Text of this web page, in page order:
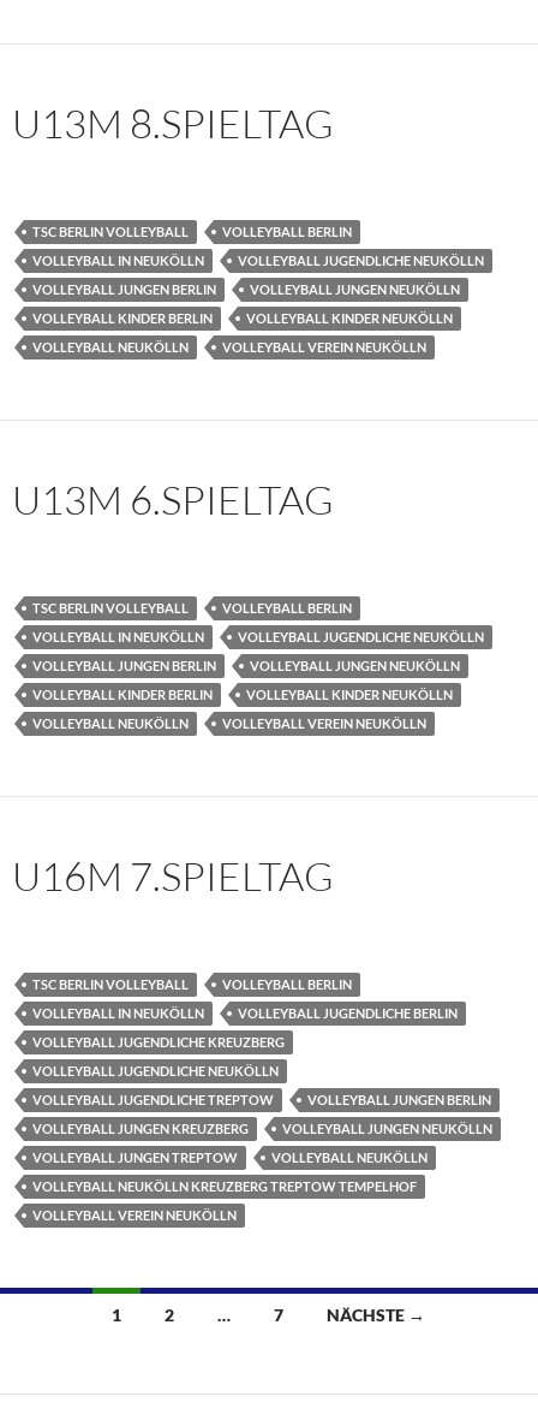
U13M 8.SPIELTAG
TSC BERLIN VOLLEYBALL
VOLLEYBALL BERLIN
VOLLEYBALL IN NEUKÖLLN
VOLLEYBALL JUGENDLICHE NEUKÖLLN
VOLLEYBALL JUNGEN BERLIN
VOLLEYBALL JUNGEN NEUKÖLLN
VOLLEYBALL KINDER BERLIN
VOLLEYBALL KINDER NEUKÖLLN
VOLLEYBALL NEUKÖLLN
VOLLEYBALL VEREIN NEUKÖLLN
U13M 6.SPIELTAG
TSC BERLIN VOLLEYBALL
VOLLEYBALL BERLIN
VOLLEYBALL IN NEUKÖLLN
VOLLEYBALL JUGENDLICHE NEUKÖLLN
VOLLEYBALL JUNGEN BERLIN
VOLLEYBALL JUNGEN NEUKÖLLN
VOLLEYBALL KINDER BERLIN
VOLLEYBALL KINDER NEUKÖLLN
VOLLEYBALL NEUKÖLLN
VOLLEYBALL VEREIN NEUKÖLLN
U16M 7.SPIELTAG
TSC BERLIN VOLLEYBALL
VOLLEYBALL BERLIN
VOLLEYBALL IN NEUKÖLLN
VOLLEYBALL JUGENDLICHE BERLIN
VOLLEYBALL JUGENDLICHE KREUZBERG
VOLLEYBALL JUGENDLICHE NEUKÖLLN
VOLLEYBALL JUGENDLICHE TREPTOW
VOLLEYBALL JUNGEN BERLIN
VOLLEYBALL JUNGEN KREUZBERG
VOLLEYBALL JUNGEN NEUKÖLLN
VOLLEYBALL JUNGEN TREPTOW
VOLLEYBALL NEUKÖLLN
VOLLEYBALL NEUKÖLLN KREUZBERG TREPTOW TEMPELHOF
VOLLEYBALL VEREIN NEUKÖLLN
Beitragsnavigation
1 2 … 7 NÄCHSTE →